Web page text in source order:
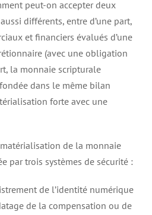
peut-on accepter deux
différents, entre d’une part,
et financiers évalués d’une
(avec une obligation
la monnaie scripturale
dans le même bilan
forte avec une
de la monnaie
par trois systèmes de sécurité :
de l’identité numérique
de la compensation ou de